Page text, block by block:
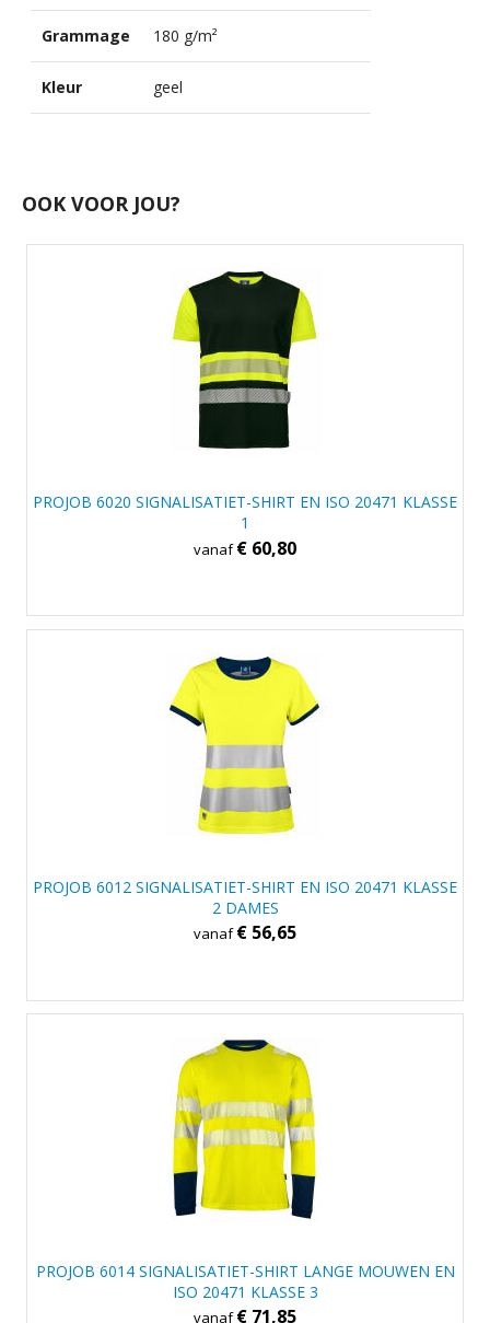
Grammage 180 g/m²
Kleur geel
OOK VOOR JOU?
PROJOB 6020 SIGNALISATIET-SHIRT EN ISO 20471 KLASSE
1
vanaf€ 60,80
PROJOB 6012 SIGNALISATIET-SHIRT EN ISO 20471 KLASSE
2 DAMES
vanaf€ 56,65
PROJOB 6014 SIGNALISATIET-SHIRT LANGE MOUWEN EN
ISO 20471 KLASSE 3
vanaf€ 71,85